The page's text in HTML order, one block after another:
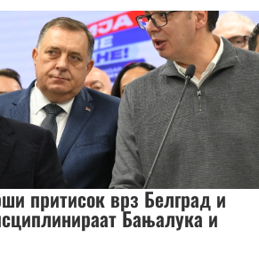
притисок врз Белград и
Бањалука и